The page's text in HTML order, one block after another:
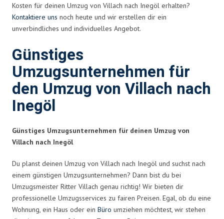
Kosten für deinen Umzug von Villach nach Inegöl erhalten?
Kontaktiere uns noch heute und wir erstellen dir ein
unverbindliches und individuelles Angebot.
Günstiges
Umzugsunternehmen für
den Umzug von Villach nach
Inegöl
Günstiges Umzugsunternehmen für deinen Umzug von
Villach nach Inegöl
Du planst deinen Umzug von Villach nach Inegöl und suchst nach
einem günstigen Umzugsunternehmen? Dann bist du bei
Umzugsmeister Ritter Villach genau richtig! Wir bieten dir
professionelle Umzugsservices zu fairen Preisen. Egal, ob du eine
Wohnung, ein Haus oder ein Büro umziehen möchtest, wir stehen